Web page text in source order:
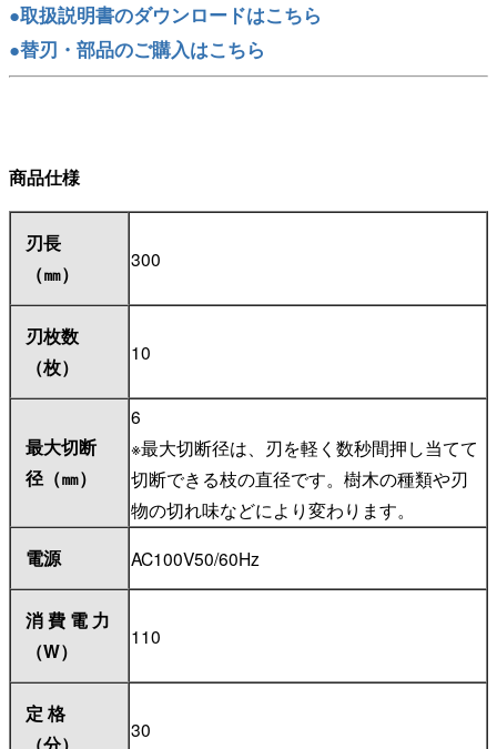
●取扱説明書のダウンロードはこちら
●替刃・部品のご購入はこちら
商品仕様
刃長
（㎜）
300
刃枚数
（枚）
10
最大切断
径（㎜）
6
※最大切断径は、刃を軽く数秒間押し当てて
切断できる枝の直径です。樹木の種類や刃
物の切れ味などにより変わります。
電源 AC100V50/60Hz
消 費 電 力
（W）
110
定 格
（分）
30